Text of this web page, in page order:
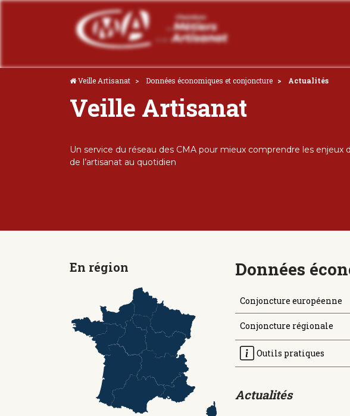
Veille Artisanat Données économiques et conjoncture Actualités
Veille Artisanat
Un service du réseau des CMA pour mieux comprendre les enjeux
de l’artisanat au quotidien
Données
Conjoncture européenne
Conjoncture régionale
Outils pratiques
Actualités
En région